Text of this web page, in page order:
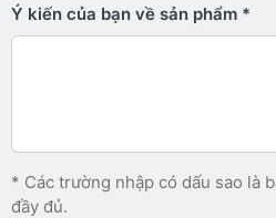
Ý kiến ​​của bạn về sản phẩm
* Các trường nhập có dấu sao là
đầy đủ.